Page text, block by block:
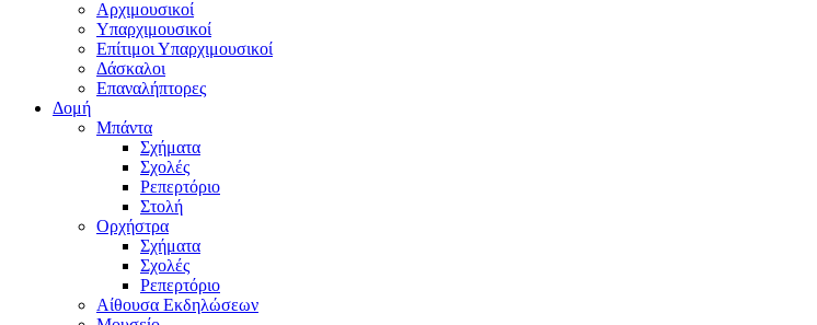
Aρχιμουσικοί
Υπαρχιμουσικοί
Επίτιμοι Υπαρχιμουσικοί
Δάσκαλοι
Επαναλήπτορες
Δομή
Μπάντα
Σχήματα
Σχολές
Ρεπερτόριο
Στολή
Ορχήστρα
Σχήματα
Σχολές
Ρεπερτόριο
Aίθουσα Εκδηλώσεων